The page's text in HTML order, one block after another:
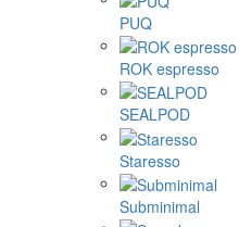
PUQ
ROK espresso
SEALPOD
Staresso
Subminimal